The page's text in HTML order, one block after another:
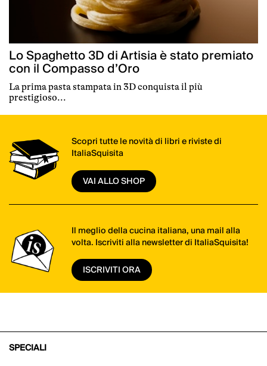
Lo Spaghetto 3D di Artisia è stato premiato
con il Compasso d’Oro
La prima pasta stampata in 3D conquista il più
prestigioso...
Scopri tutte le novità di libri e riviste di
ItaliaSquisita
VAI ALLO SHOP
Il meglio della cucina italiana, una mail alla
volta. Iscriviti alla newsletter di ItaliaSquisita!
ISCRIVITI ORA
SPECIALI